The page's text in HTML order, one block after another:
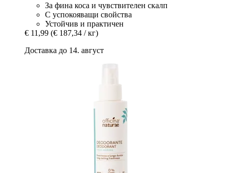
За фина коса и чувствителен скалп
С успокояващи свойства
Устойчив и практичен
€ 11,99 (€ 187,34 / кг)
Доставка до 14. август